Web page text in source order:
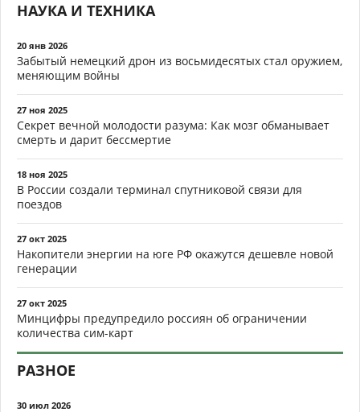
НАУКА И ТЕХНИКА
20 янв 2026
Забытый немецкий дрон из восьмидесятых стал оружием,
меняющим войны
27 ноя 2025
Секрет вечной молодости разума: Как мозг обманывает
смерть и дарит бессмертие
18 ноя 2025
В России создали терминал спутниковой связи для
поездов
27 окт 2025
Накопители энергии на юге РФ окажутся дешевле новой
генерации
27 окт 2025
Минцифры предупредило россиян об ограничении
количества сим-карт
РАЗНОЕ
30 июл 2026